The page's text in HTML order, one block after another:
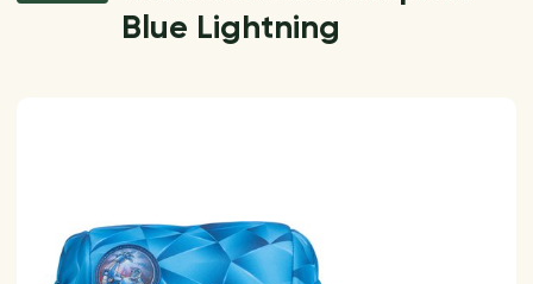
Blue Lightning